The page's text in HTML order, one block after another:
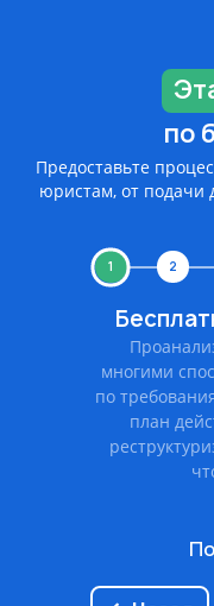
по
Предоставьте
юристам, от подачи
1 2
многими
по
план